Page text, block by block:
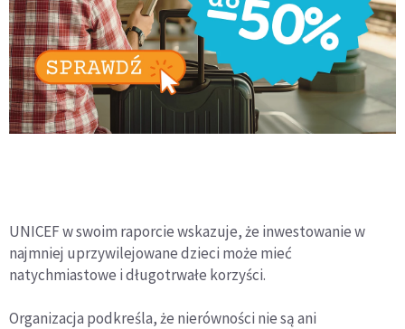
UNICEF w swoim raporcie wskazuje, że inwestowanie w
najmniej uprzywilejowane dzieci może mieć
natychmiastowe i długotrwałe korzyści.
Organizacja podkreśla, że nierówności nie są ani